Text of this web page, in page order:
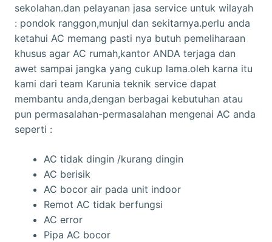
sekolahan.dan pelayanan jasa service untuk wilayah
: pondok ranggon,munjul dan sekitarnya.perlu anda
ketahui AC memang pasti nya butuh pemeliharaan
khusus agar AC rumah,kantor ANDA terjaga dan
awet sampai jangka yang cukup lama.oleh karna itu
kami dari team Karunia teknik service dapat
membantu anda,dengan berbagai kebutuhan atau
pun permasalahan-permasalahan mengenai AC anda
seperti :
AC tidak dingin /kurang dingin
AC berisik
AC bocor air pada unit indoor
Remot AC tidak berfungsi
AC error
Pipa AC bocor